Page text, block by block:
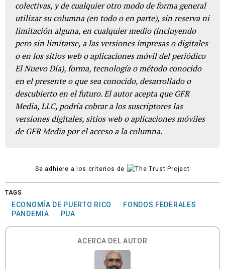
colectivas, y de cualquier otro modo de forma general
utilizar su columna (en todo o en parte), sin reserva ni
limitación alguna, en cualquier medio (incluyendo
pero sin limitarse, a las versiones impresas o digitales
o en los sitios web o aplicaciones móvil del periódico
El Nuevo Día), forma, tecnología o método conocido
en el presente o que sea conocido, desarrollado o
descubierto en el futuro. El autor acepta que GFR
Media, LLC, podría cobrar a los suscriptores las
versiones digitales, sitios web o aplicaciones móviles
de GFR Media por el acceso a la columna.
Se adhiere a los criterios de
TAGS
ECONOMÍA DE PUERTO RICO
FONDOS FEDERALES
PANDEMIA
PUA
ACERCA DEL AUTOR